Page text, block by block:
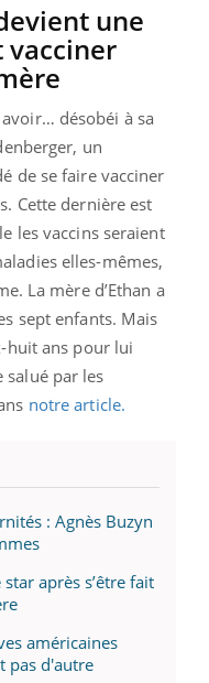
une
vacciner
désobéi à sa
un
de se faire vacciner
Cette dernière est
les vaccins seraient
elles-mêmes,
. La mère d’Ethan a
sept enfants. Mais
huit ans pour lui
salué par les
notre article.
: Agnès Buzyn
après s’être fait
américaines
pas d'autre